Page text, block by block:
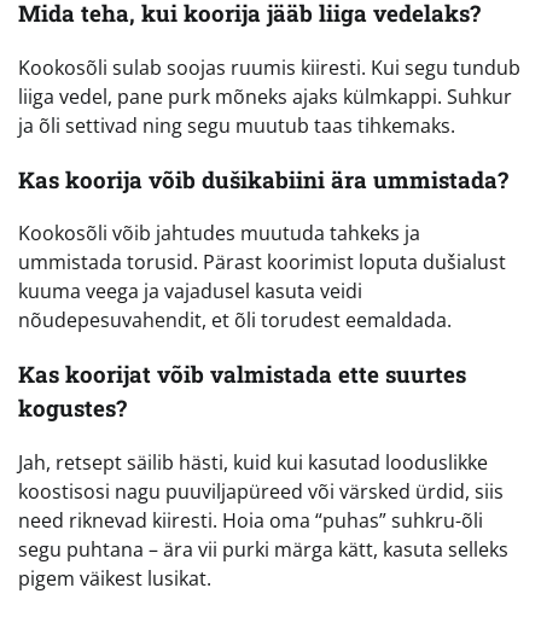
Mida teha, kui koorija jääb liiga vedelaks?
Kookosõli sulab soojas ruumis kiiresti. Kui segu tundub
liiga vedel, pane purk mõneks ajaks külmkappi. Suhkur
ja õli settivad ning segu muutub taas tihkemaks.
Kas koorija võib dušikabiini ära ummistada?
Kookosõli võib jahtudes muutuda tahkeks ja
ummistada torusid. Pärast koorimist loputa dušialust
kuuma veega ja vajadusel kasuta veidi
nõudepesuvahendit, et õli torudest eemaldada.
Kas koorijat võib valmistada ette suurtes
kogustes?
Jah, retsept säilib hästi, kuid kui kasutad looduslikke
koostisosi nagu puuviljapüreed või värsked ürdid, siis
need riknevad kiiresti. Hoia oma “puhas” suhkru-õli
segu puhtana – ära vii purki märga kätt, kasuta selleks
pigem väikest lusikat.